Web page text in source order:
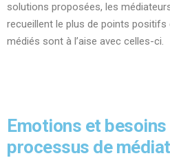
solutions proposées, les
recueillent le plus de points positifs
médiés sont à l’aise avec celles-ci.
Emotions et
processus de